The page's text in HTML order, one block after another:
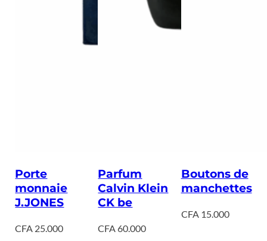
Porte
monnaie
J.JONES
CFA 25.000
Parfum
Calvin Klein
CK be
CFA 60.000
Boutons de
manchettes
CFA15.000